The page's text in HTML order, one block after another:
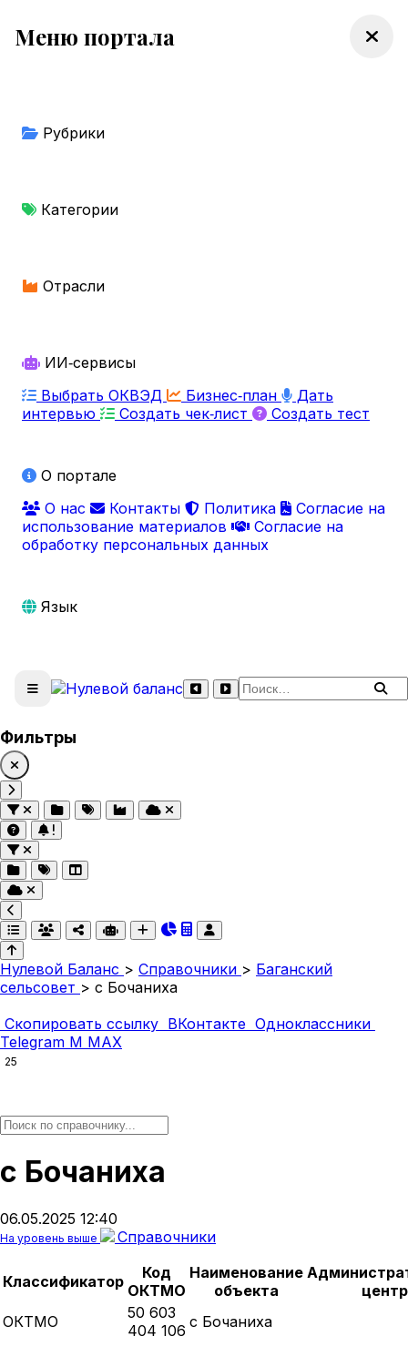
Меню портала
Рубрики
Категории
Отрасли
ИИ‑сервисы
Выбрать ОКВЭД
Бизнес‑план
Дать
интервью
Создать чек‑лист Создать тест
О портале
О нас
Контакты Политика
Согласие на
использование материалов
Согласие на
обработку персональных данных
Язык
Поиск по сайту
Фильтры
Нулевой Баланс > Справочники > Баганский
сельсовет > с Бочаниха
Скопировать ссылку ВКонтакте Одноклассники
Telegram M MAX
25
с Бочаниха
06.05.2025 12:40
На уровень выше Справочники
Классификатор
Код
ОКТМО
Наименование
объекта
центр
ОКТМО
50 603
404 106 с Бочаниха